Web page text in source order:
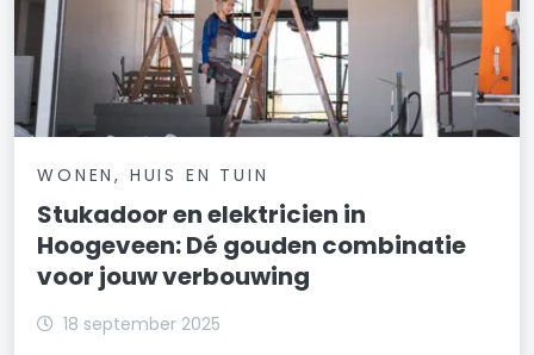
WONEN, HUIS EN TUIN
Stukadoor en elektricien in
Hoogeveen: Dé gouden combinatie
voor jouw verbouwing
18 september 2025